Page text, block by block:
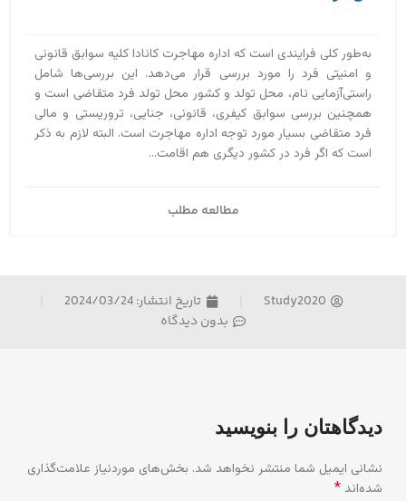
به‌طور کلی فرایندی است که اداره مهاجرت کانادا کلیه سوابق قانونی
و امنیتی فرد را مورد بررسی قرار می‌دهد. این بررسی‌ها شامل
راستی‌آزمایی نام، محل تولد و کشور محل تولد فرد متقاضی است و
همچنین بررسی سوابق کیفری، قانونی، جنایی، تروریستی و مالی
فرد متقاضی بسیار مورد توجه اداره مهاجرت است. البته لازم به ذکر
است که اگر فرد در کشور دیگری هم اقامت...
مطالعه مطلب
Study2020 تاریخ انتشار:2024/03/24
بدون دیدگاه
دیدگاهتان را بنویسید
نشانی ایمیل شما منتشر نخواهد شد. بخش‌های موردنیاز علامت‌گذاری
شده‌اند *